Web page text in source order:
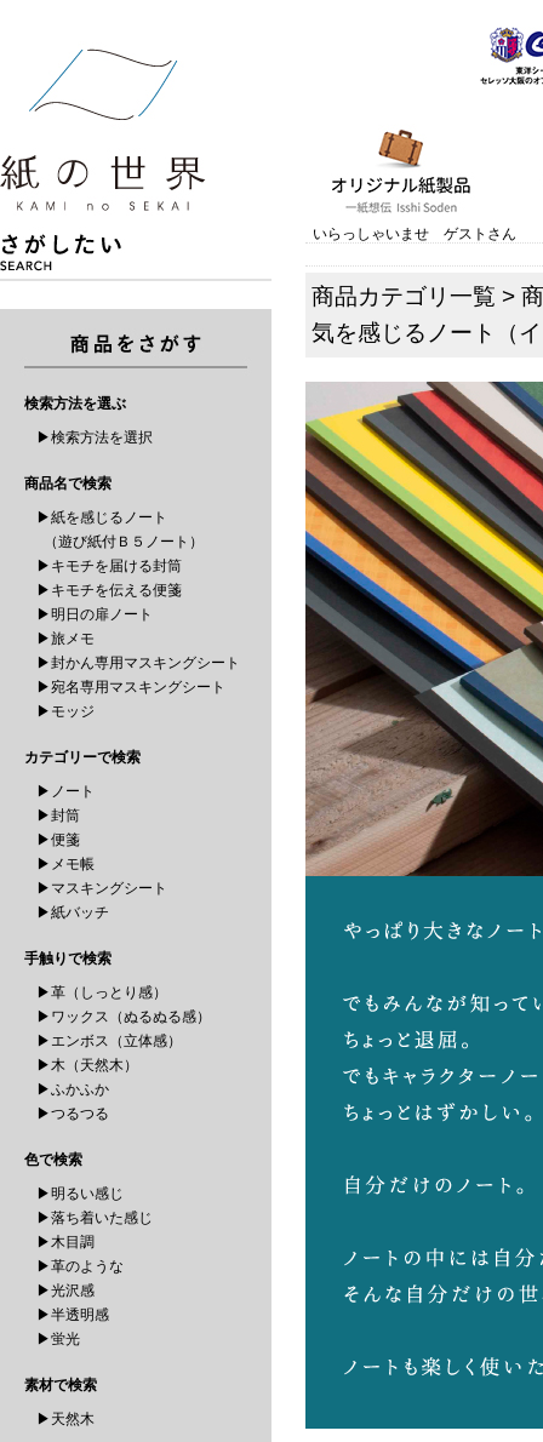
検索方法を選ぶ
▶検索方法を選択
商品名で検索
▶紙を感じるノート
（遊び紙付Ｂ５ノート）
▶キモチを届ける封筒
▶キモチを伝える便箋
▶明日の扉ノート
▶旅メモ
▶封かん専用マスキングシート
▶宛名専用マスキングシート
▶モッジ
カテゴリーで検索
▶ノート
▶封筒
▶便箋
▶メモ帳
▶マスキングシート
▶紙バッチ
手触りで検索
▶革（しっとり感）
▶ワックス（ぬるぬる感）
▶エンボス（立体感）
▶木（天然木）
▶ふかふか
▶つるつる
色で検索
▶明るい感じ
▶落ち着いた感じ
▶木目調
▶革のような
▶光沢感
▶半透明感
▶蛍光
素材で検索
▶天然木
いらっしゃいませ ゲストさん
商品カテゴリ一覧 >
気を感じるノート（